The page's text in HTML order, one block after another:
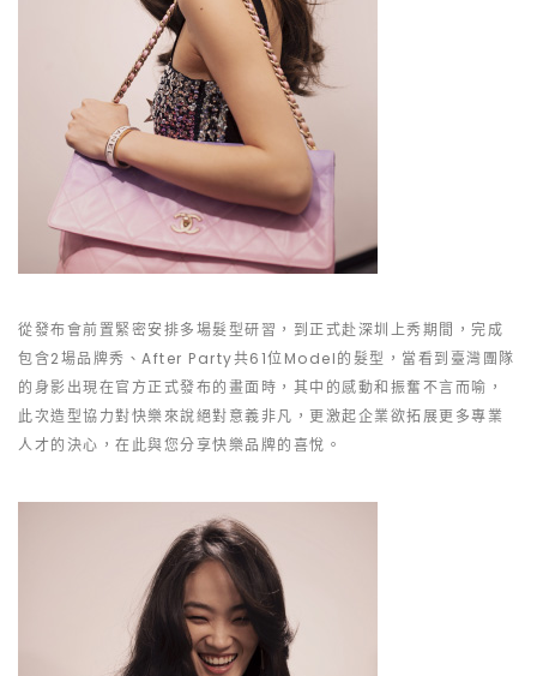
從發布會前置緊密安排多場髮型研習，到正式赴深圳上秀期間，完成
包含2場品牌秀、After Party共61位Model的髮型，當看到臺灣團隊
的身影出現在官方正式發布的畫面時，其中的感動和振奮不言而喻，
此次造型協力對快樂來說絕對意義非凡，更激起企業欲拓展更多專業
人才的決心，在此與您分享快樂品牌的喜悅。